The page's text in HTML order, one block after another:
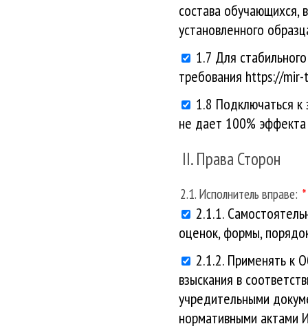
состава обучающихся,
установленного
1.7 Для
требования https://
1.8 Подключаться
не дает 100% эффекта
II. Права Сторон
2.1. Исполнитель вправе:
2.1.1.
оценок, формы,
2.1.2. Применять к
взыскания в
учредительными
нормативными актами